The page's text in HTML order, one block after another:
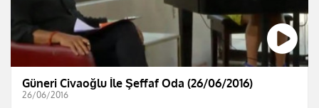
Güneri Civaoğlu İle Şeffaf Oda (26/06/2016)
26/06/2016